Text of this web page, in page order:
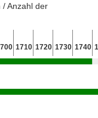
/ Anzahl der
1710 1720 1730 1740